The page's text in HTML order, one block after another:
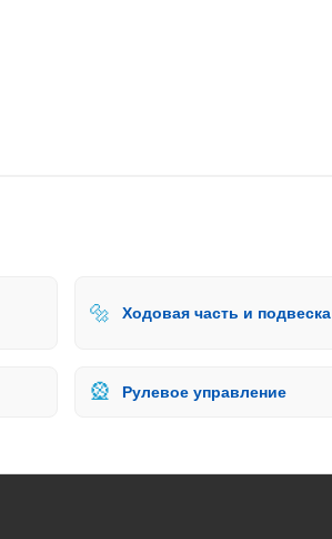
🔩 Ходовая часть и подвеска
🎡 Рулевое управление